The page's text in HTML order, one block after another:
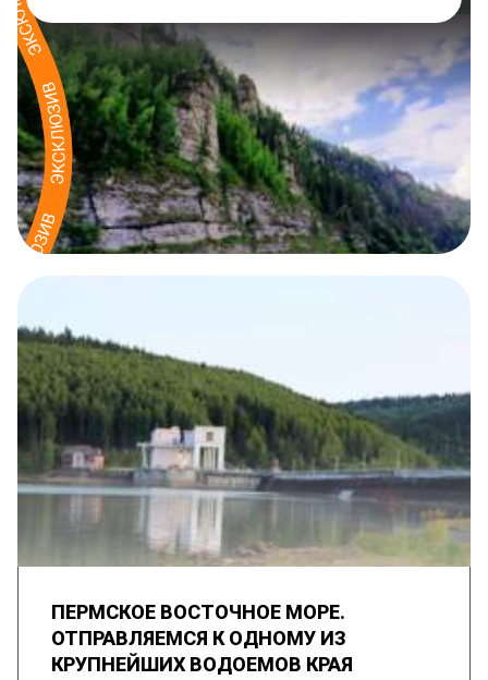
ПЕРМСКОЕ ВОСТОЧНОЕ МОРЕ.
ОТПРАВЛЯЕМСЯ К ОДНОМУ ИЗ
КРУПНЕЙШИХ ВОДОЕМОВ КРАЯ